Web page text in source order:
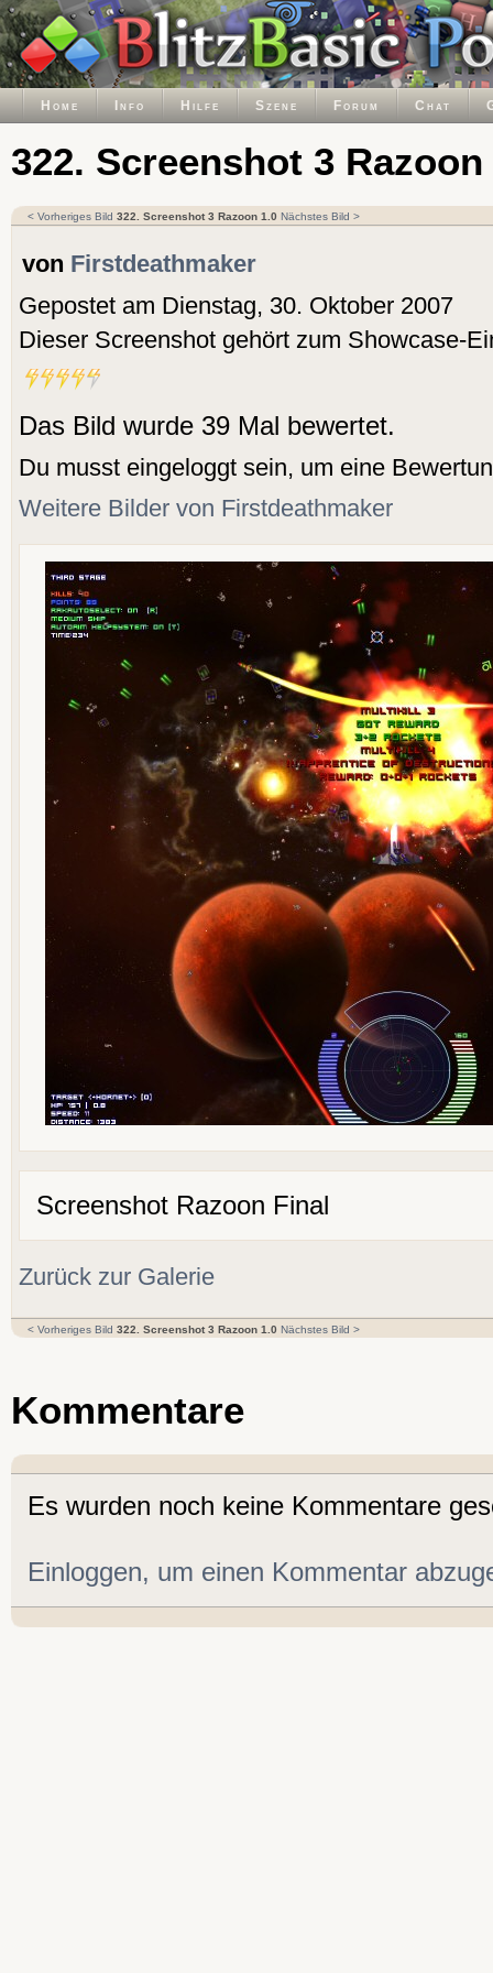
Home Info Hilfe Szene Forum Chat
322. Screenshot 3 Razoon
< Vorheriges Bild 322. Screenshot 3 Razoon 1.0 Nächstes Bild >
von Firstdeathmaker
Gepostet am Dienstag, 30. Oktober 2007
Dieser Screenshot gehört zum Showcase-
Das Bild wurde 39 Mal bewertet.
Du musst eingeloggt sein, um eine
Weitere Bilder von Firstdeathmaker
Screenshot Razoon Final
Zurück zur Galerie
< Vorheriges Bild 322. Screenshot 3 Razoon 1.0 Nächstes Bild >
Kommentare
Es wurden noch keine Kommentare
Einloggen, um einen Kommentar